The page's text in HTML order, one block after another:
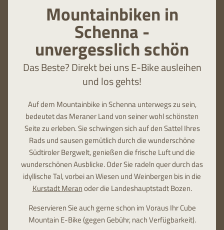
Mountainbiken in
Schenna -
unvergesslich schön
Das Beste? Direkt bei uns E-Bike ausleihen
und los gehts!
Auf dem Mountainbike in Schenna unterwegs zu sein,
bedeutet das Meraner Land von seiner wohl schönsten
Seite zu erleben. Sie schwingen sich auf den Sattel Ihres
Rads und sausen gemütlich durch die wunderschöne
Südtiroler Bergwelt, genießen die frische Luft und die
wunderschönen Ausblicke. Oder Sie radeln quer durch das
idyllische Tal, vorbei an Wiesen und Weinbergen bis in die
Kurstadt Meranoder die Landeshauptstadt Bozen.
Reservieren Sie auch gerne schon im Voraus Ihr Cube
Mountain E-Bike (gegen Gebühr, nach Verfügbarkeit).